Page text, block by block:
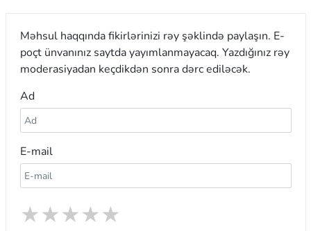
Məhsul haqqında fikirlərinizi rəy şəklində paylaşın. E-
poçt ünvanınız saytda yayımlanmayacaq. Yazdığınız rəy
moderasiyadan keçdikdən sonra dərc ediləcək.
Ad
E-mail
★
★
★
★
★